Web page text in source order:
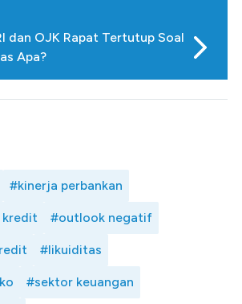
dan OJK Rapat Tertutup Soal
Apa?
#kinerja perbankan
kredit #outlook negatif
#likuiditas
#sektor keuangan